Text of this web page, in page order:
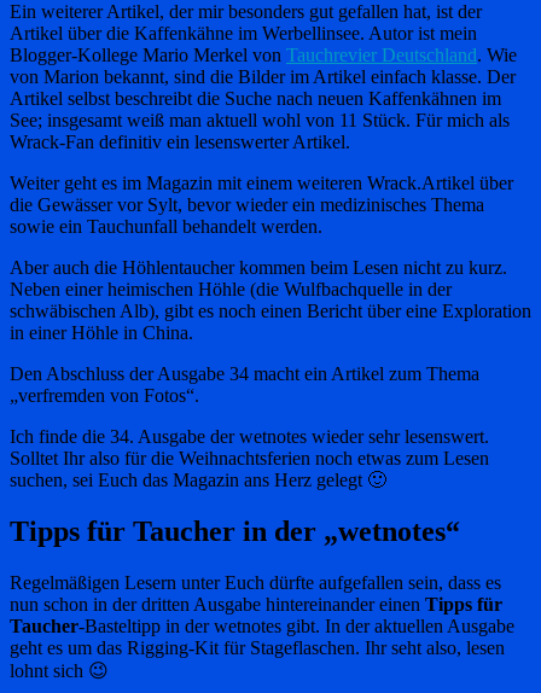
Ein weiterer Artikel, der mir besonders gut gefallen hat, ist der
Artikel über die Kaffenkähne im Werbellinsee. Autor ist mein
Blogger-Kollege Mario Merkel von Tauchrevier Deutschland. Wie
von Marion bekannt, sind die Bilder im Artikel einfach klasse. Der
Artikel selbst beschreibt die Suche nach neuen Kaffenkähnen im
See; insgesamt weiß man aktuell wohl von 11 Stück. Für mich als
Wrack-Fan definitiv ein lesenswerter Artikel.
Weiter geht es im Magazin mit einem weiteren Wrack.Artikel über
die Gewässer vor Sylt, bevor wieder ein medizinisches Thema
sowie ein Tauchunfall behandelt werden.
Aber auch die Höhlentaucher kommen beim Lesen nicht zu kurz.
Neben einer heimischen Höhle (die Wulfbachquelle in der
schwäbischen Alb), gibt es noch einen Bericht über eine Exploration
in einer Höhle in China.
Den Abschluss der Ausgabe 34 macht ein Artikel zum Thema
„verfremden von Fotos“.
Ich finde die 34. Ausgabe der wetnotes wieder sehr lesenswert.
Solltet Ihr also für die Weihnachtsferien noch etwas zum Lesen
suchen, sei Euch das Magazin ans Herz gelegt 🙂
Tipps für Taucher in der „wetnotes“
Regelmäßigen Lesern unter Euch dürfte aufgefallen sein, dass es
nun schon in der dritten Ausgabe hintereinander einen Tipps für
Taucher-Basteltipp in der wetnotes gibt. In der aktuellen Ausgabe
geht es um das Rigging-Kit für Stageflaschen. Ihr seht also, lesen
lohnt sich 😉